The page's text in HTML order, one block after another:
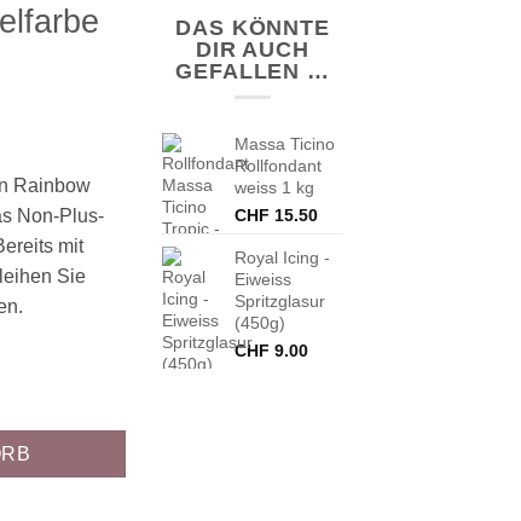
Rainbow
Non-Plus-
mit
Sie
DAS KÖNNTE
DIR AUCH
GEFALLEN …
Massa Ticino
Rollfondant
weiss 1 kg
CHF 15.50
Royal Icing -
Eiweiss
Spritzglasur
(450g)
CHF 9.00